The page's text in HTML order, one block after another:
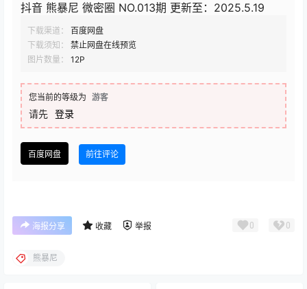
抖音 熊暴尼 微密圈 NO.013期 更新至：2025.5.19
下载渠道：
百度网盘
下载须知：
禁止网盘在线预览
图片数量：
12P
您当前的等级为 游客
请先 登录
百度网盘 前往评论
海报分享 收藏 举报 0 0
熊暴尼